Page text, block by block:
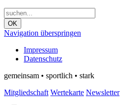
OK
Navigation überspringen
Impressum
Datenschutz
gemeinsam • sportlich • stark
Mitgliedschaft Wertekarte Newsletter